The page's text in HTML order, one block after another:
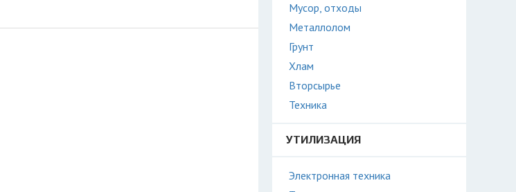
Мусор, отходы
Металлолом
Грунт
Хлам
Вторсырье
Техника
УТИЛИЗАЦИЯ
Электронная техника